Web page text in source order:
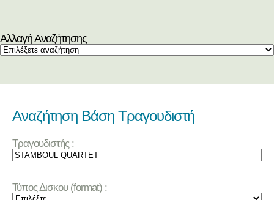
Αλλαγή Αναζήτησης
Αναζήτηση Βάση Τραγουδιστή
Τραγουδιστής :
Τύπος Δισκου (format) :